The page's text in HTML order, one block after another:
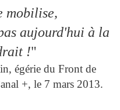
mobilise,
aujourd'hui à la
!"
égérie du Front de
+, le 7 mars 2013.